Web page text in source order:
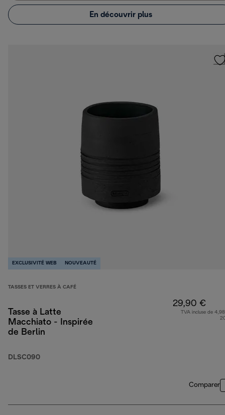
En découvrir plus
EXCLUSIVITÉ WEB NOUVEAUTÉ
TASSES ET VERRES À CAFÉ
Tasse à Latte
Macchiato - Inspirée
de Berlin
DLSC090
29,90 €
TVA incluse de
Comparer